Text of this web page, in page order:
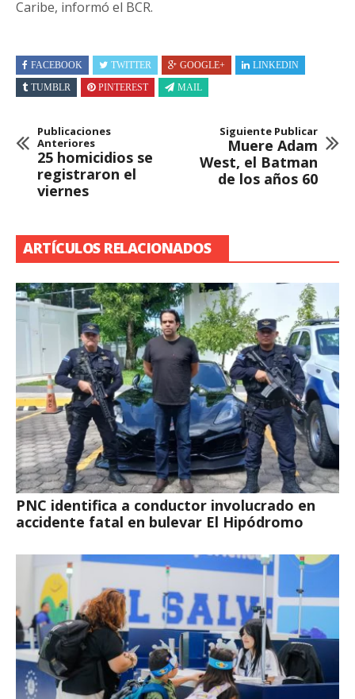
Caribe, informó el BCR.
FACEBOOK TWITTER GOOGLE+
LINKEDIN
TUMBLR
PINTEREST MAIL
Publicaciones
Anteriores
25 homicidios se
registraron el
viernes
Siguiente Publicar
Muere Adam
West, el Batman
de los años 60
ARTÍCULOS RELACIONADOS
PNC identifica a conductor involucrado en
accidente fatal en bulevar El Hipódromo